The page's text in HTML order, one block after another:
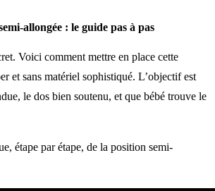
allongée : le guide pas à pas
Voici comment mettre en place cette
et sans matériel sophistiqué. L’objectif est
le dos bien soutenu, et que bébé trouve le
étape par étape, de la position semi-